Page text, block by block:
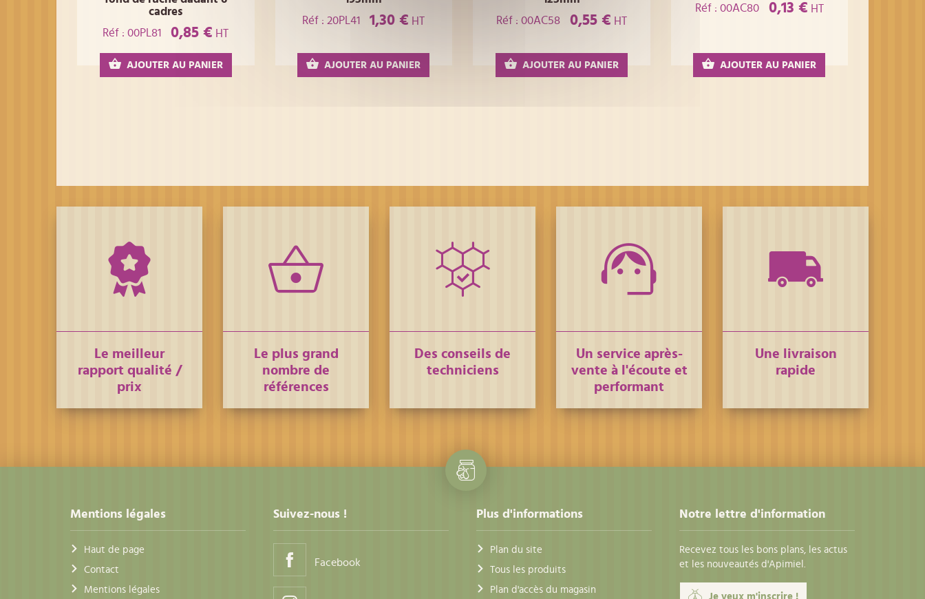
cadres
Réf : 00PL81
0,85 € HT
AJOUTER AU PANIER
Réf : 20PL41
1,30 € HT
AJOUTER AU PANIER
Réf : 00AC58
0,55 € HT
AJOUTER AU PANIER
Réf : 00AC80
0,13 € HT
AJOUTER AU PANIER
Le meilleur
rapport qualité /
prix
Le plus grand
nombre de
références
Des conseils de
techniciens
Un service après-
vente à l'écoute et
performant
Une livraison
rapide
Mentions légales
Haut de page
Contact
Mentions légales
Suivez-nous !
Facebook
Plus d'informations
Plan du site
Tous les produits
Plan d'accès du magasin
Notre lettre d'information
Recevez tous les bons plans, les actus
et les nouveautés d'Apimiel.
Je veux m'inscrire !